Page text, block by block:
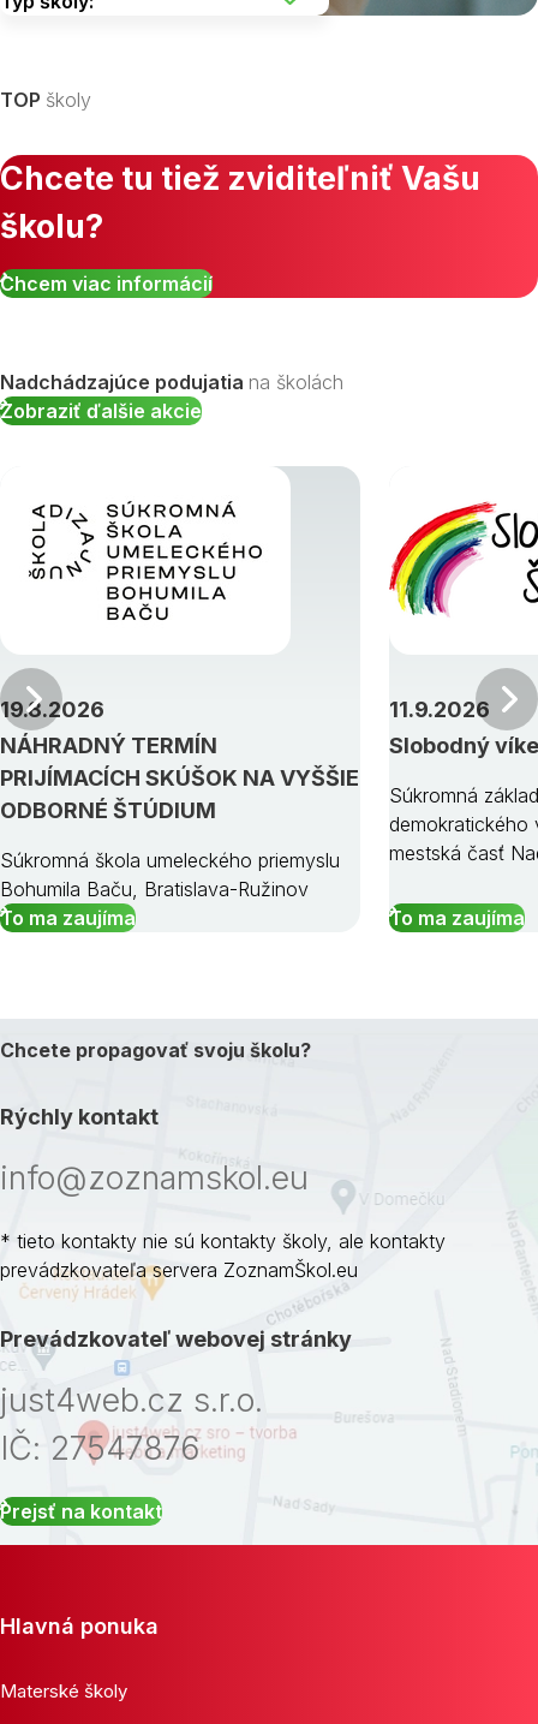
Zobraziť všetky študijné odbory »
TOP školy
Chcete tu tiež zviditeľniť Vašu
školu?
Chcem viac informácií
Nadchádzajúce podujatia na školách
Zobraziť ďalšie akcie
NÁHRADNÝ TERMÍN
PRIJÍMACÍCH SKÚŠOK NA VYŠŠIE
ODBORNÉ ŠTÚDIUM
19.8.2026
Súkromná škola umeleckého priemyslu
Bohumila Baču, Bratislava-Ružinov
To ma zaujíma
Slobodný
11.9.2026
Súkromná
demokratického
mestská časť
To ma zaujíma
Predchádzajúci
Chcete propagovať svoju školu?
Rýchly kontakt
info@zoznamskol.eu
* tieto kontakty nie sú kontakty školy, ale kontakty
prevádzkovateľa servera ZoznamŠkol.eu
Prevádzkovateľ webovej stránky
just4web.cz s.r.o.
IČ: 27547876
Prejsť na kontakt
Hlavná ponuka
Materské školy